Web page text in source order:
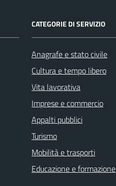
CATEGORIE DI SERVIZIO
Anagrafe e stato civile
Cultura e tempo libero
Vita lavorativa
Imprese e commercio
Appalti pubblici
Turismo
Mobilità e trasporti
Educazione e formazione